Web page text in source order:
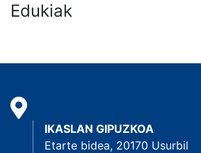
Edukiak
IKASLAN GIPUZKOA
Etarte bidea, 20170 Usurbil